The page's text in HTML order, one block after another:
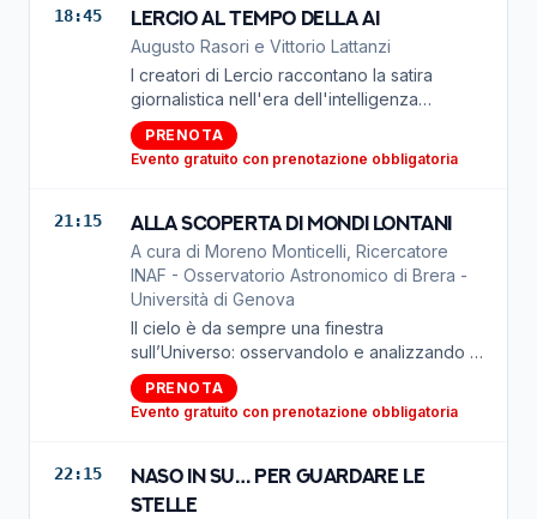
dell’universo. Con il suo stile semplice e
diretto, Azzali proverà a illustrare al
pubblico le grandi domande che per
millenni hanno incuriosito le menti dei
maggiori scienziati e filosofi della storia.
18:45 Lercio al tempo della AI
Augusto Rasori e Vittorio Lattanzi
I creatori di Lercio raccontano la satira
giornalistica nell'era dell'intelligenza
artificiale.
PRENOTA
Evento gratuito con prenotazione obbligatoria
21:15 Alla scoperta di mondi lontani
A cura di Moreno Monticelli, Ricercatore
INAF - Osservatorio Astronomico di Brera -
Università di Genova
Il cielo è da sempre una finestra
sull’Universo: osservandolo e analizzando la
luce che arriva fino a noi possiamo scoprire
di cosa sono fatti stelle, pianeti e galassie. In
questo incontro racconteremo come
scoprire mondi lontani per andare a
investigare la composizione delle loro
PRENOTA
Evento gratuito con prenotazione obbligatoria
22:15
Naso in su… per guardare le
stelle